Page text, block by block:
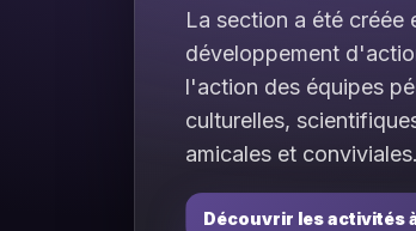
La section a été créée
développement
l'action des équipes
culturelles,
amicales et conviviales.
Découvrir les activités